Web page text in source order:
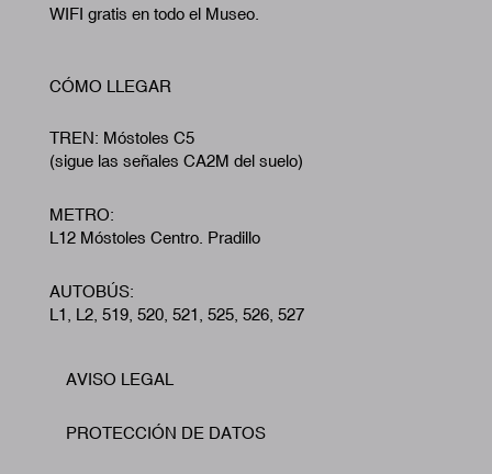
WIFI gratis en todo el Museo.
CÓMO LLEGAR
TREN: Móstoles C5
(sigue las señales CA2M del suelo)
METRO:
L12 Móstoles Centro. Pradillo
AUTOBÚS:
L1, L2, 519, 520, 521, 525, 526, 527
Footer
AVISO LEGAL
PROTECCIÓN DE DATOS